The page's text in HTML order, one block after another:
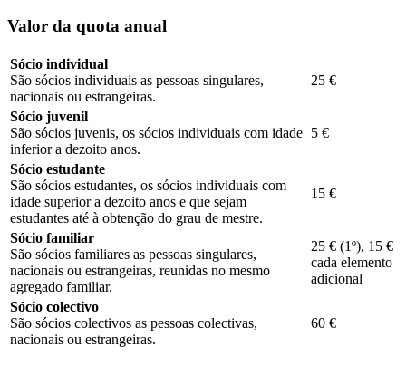
Valor da quota anual
Sócio individual
São sócios individuais as pessoas singulares,
nacionais ou estrangeiras.
25 €
Sócio juvenil
São sócios juvenis, os sócios individuais com idade
inferior a dezoito anos.
5 €
Sócio estudante
São sócios estudantes, os sócios individuais com
idade superior a dezoito anos e que sejam
estudantes até à obtenção do grau de mestre.
15 €
Sócio familiar
São sócios familiares as pessoas singulares,
nacionais ou estrangeiras, reunidas no mesmo
agregado familiar.
25 € (1º), 15 €
cada elemento
adicional
Sócio colectivo
São sócios colectivos as pessoas colectivas,
nacionais ou estrangeiras.
60 €